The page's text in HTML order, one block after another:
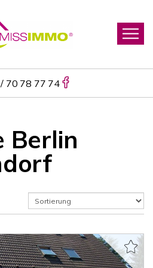
70 78 77 74
Berlin